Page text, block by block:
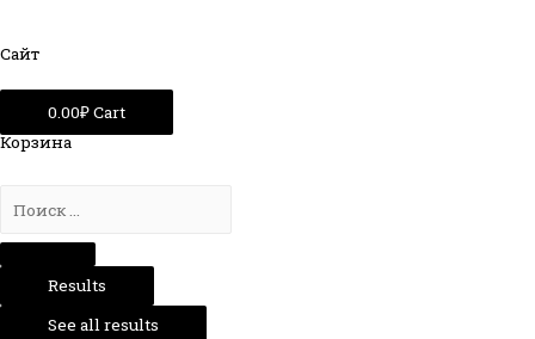
Сайт
0.00₽Cart
Корзина
Results
See all results